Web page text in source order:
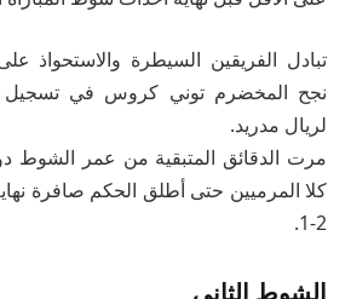
تبادل الفريقين السيطرة
نجح المخضرم توني كروس في تسجيل
لريال مدريد.
مرت الدقائق المتبقية من عمر الشوط
كلا المرميين حتى أطلق الحكم صافرة
2-1.
الشوط الثاني